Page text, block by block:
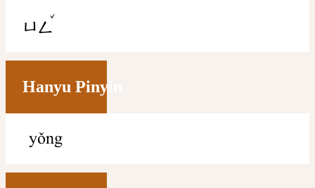
ㄩㄥ
ˇ
Hanyu Pinyin
yǒng